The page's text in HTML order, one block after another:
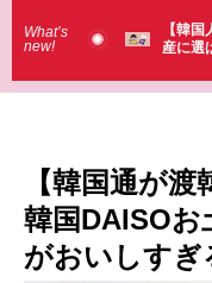
What’s
new!
好きだった！】お土
過ぎ・・・（笑）
【韓国通が
韓国DAISOお
がおいしすぎ